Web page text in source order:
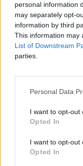
personal information
may separately opt-
information by third
This information may
List of Downstream
parties.
Personal Data
I want to opt-out
Opted In
I want to opt-out
Opted In
Korytarz dla
niemieckie
Dopiero po półtora
współpracy obronnej
źródeł. Strona polska
swobodnie. Z kolei